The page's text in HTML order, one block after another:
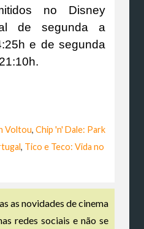
no Disney
de segunda a
e de segunda
Voltou, Chip 'n' Dale: Park
, Tico e Teco: Vida no
as novidades de cinema
redes sociais e não se